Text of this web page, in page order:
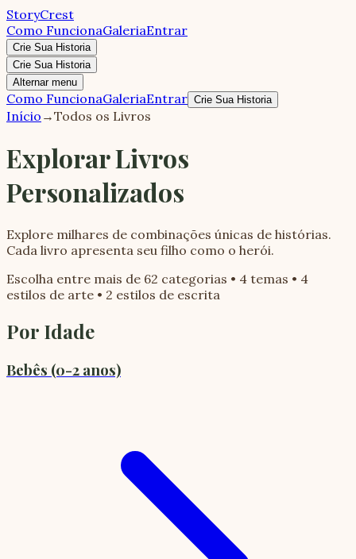
StoryCrest
Como FuncionaGaleriaEntrar
Crie Sua Historia
Crie Sua Historia
Alternar menu
Como FuncionaGaleriaEntrar Crie Sua Historia
Início →Todos os Livros
Explorar Livros
Personalizados
Explore milhares de combinações únicas de histórias.
Cada livro apresenta seu filho como o herói.
Escolha entre mais de 62 categorias • 4 temas • 4
estilos de arte • 2 estilos de escrita
Por Idade
Bebês (0-2 anos)